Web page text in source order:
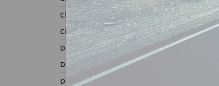
Chrysler
Citroën
Dacia
Daihatsu
Dodge